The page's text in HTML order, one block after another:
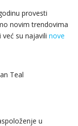
provesti
novim trendovima
su najavili nove
Teal
u